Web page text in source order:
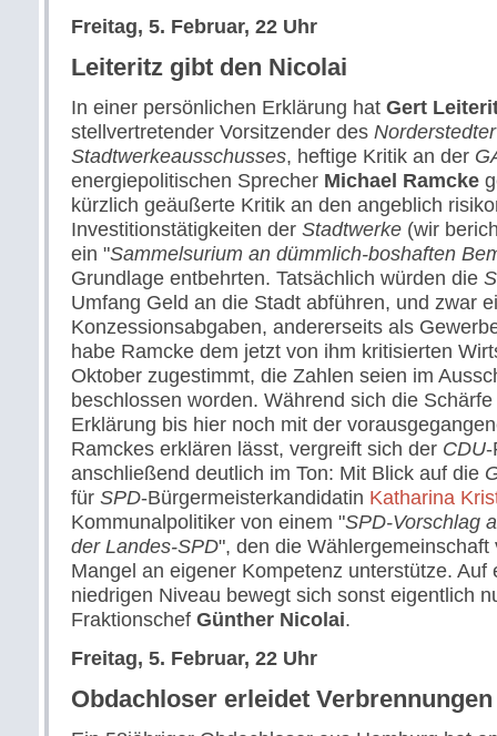
Freitag, 5. Februar, 22 Uhr
Leiteritz gibt den Nicolai
In einer persönlichen Erklärung hat Gert
stellvertretender Vorsitzender des Norderstedter
Stadtwerkeausschusses, heftige Kritik an der
energiepolitischen Sprecher Michael Ramcke
kürzlich geäußerte Kritik an den angeblich
Investitionstätigkeiten der Stadtwerke (wir
ein "Sammelsurium an dümmlich-boshaften
Grundlage entbehrten. Tatsächlich würden die
Umfang Geld an die Stadt abführen, und zwar
Konzessionsabgaben, andererseits als
habe Ramcke dem jetzt von ihm kritisierten
Oktober zugestimmt, die Zahlen seien im
beschlossen worden. Während sich die
Erklärung bis hier noch mit der
Ramckes erklären lässt, vergreift sich der CDU-
anschließend deutlich im Ton: Mit Blick auf die
für SPD-Bürgermeisterkandidatin Katharina
Kommunalpolitiker von einem "SPD-Vorschlag
der Landes-SPD", den die Wählergemeinschaft
Mangel an eigener Kompetenz unterstütze. Auf
niedrigen Niveau bewegt sich sonst eigentlich
Fraktionschef Günther Nicolai.
Freitag, 5. Februar, 22 Uhr
Obdachloser erleidet Verbrennungen